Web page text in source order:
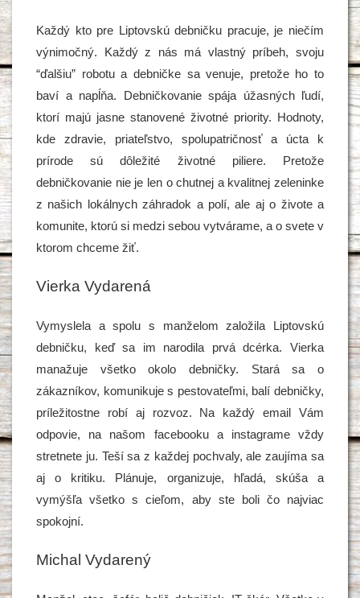
Každý kto pre Liptovskú debničku pracuje, je niečím
výnimočný. Každý z nás má vlastný príbeh, svoju
“ďalšiu” robotu a debničke sa venuje, pretože ho to
baví a napĺňa. Debničkovanie spája úžasných ľudí,
ktorí majú jasne stanovené životné priority. Hodnoty,
kde zdravie, priateľstvo, spolupatričnosť a úcta k
prírode sú dôležité životné piliere. Pretože
debničkovanie nie je len o chutnej a kvalitnej zeleninke
z našich lokálnych záhradok a polí, ale aj o živote a
komunite, ktorú si medzi sebou vytvárame, a o svete v
ktorom chceme žiť.
Vierka Vydarená
Vymyslela a spolu s manželom založila Liptovskú
debničku, keď sa im narodila prvá dcérka. Vierka
manažuje všetko okolo debničky. Stará sa o
zákazníkov, komunikuje s pestovateľmi, balí debničky,
príležitostne robí aj rozvoz. Na každý email Vám
odpovie, na našom facebooku a instagrame vždy
stretnete ju. Teší sa z každej pochvaly, ale zaujíma sa
aj o kritiku. Plánuje, organizuje, hľadá, skúša a
vymýšľa všetko s cieľom, aby ste boli čo najviac
spokojní.
Michal Vydarený